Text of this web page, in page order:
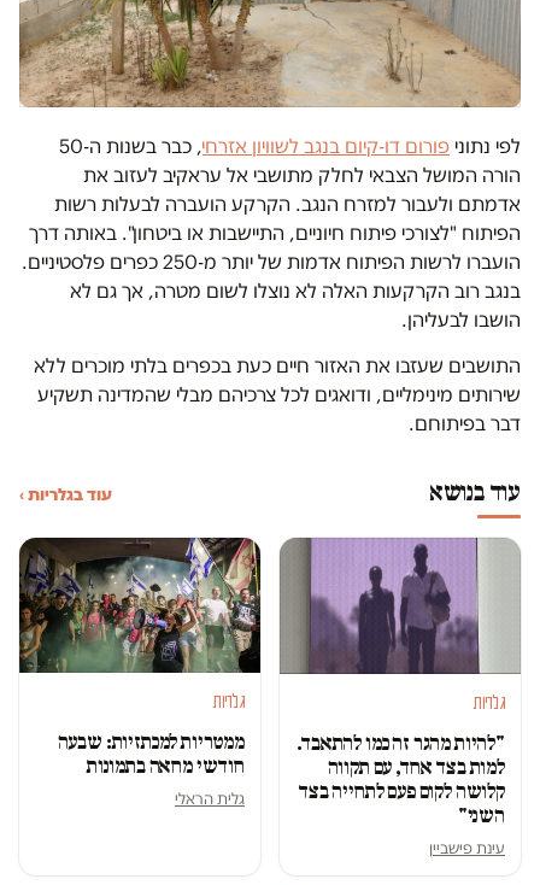
לפי נתוני פורום דו-קיום בנגב לשוויון אזרחי
, כבר בשנות ה-50
הורה המושל הצבאי לחלק מתושבי אל עראקיב לעזוב את
אדמתם ולעבור למזרח הנגב. הקרקע הועברה לבעלות רשות
הפיתוח "לצורכי פיתוח חיוניים, התיישבות או ביטחון". באותה דרך
הועברו לרשות הפיתוח אדמות של יותר מ-250 כפרים פלסטיניים.
בנגב רוב הקרקעות האלה לא נוצלו לשום מטרה, אך גם לא
הושבו לבעליהן.
התושבים שעזבו את האזור חיים כעת בכפרים בלתי מוכרים ללא
שירותים מינימליים, ודואגים לכל צרכיהם מבלי שהמדינה תשקיע
דבר בפיתוחם.
עוד בנושא עוד בגלריות ›
גלריות
"להיות מהגר זה כמו להתאבד.
למות בצד אחד, עם תקווה
קלושה לקום פעם לתחייה בצד
השני"
עינת פישביין
גלריות
ממטריות למכתזיות: שבעה
חודשי מחאה בתמונות
גלית הראלי